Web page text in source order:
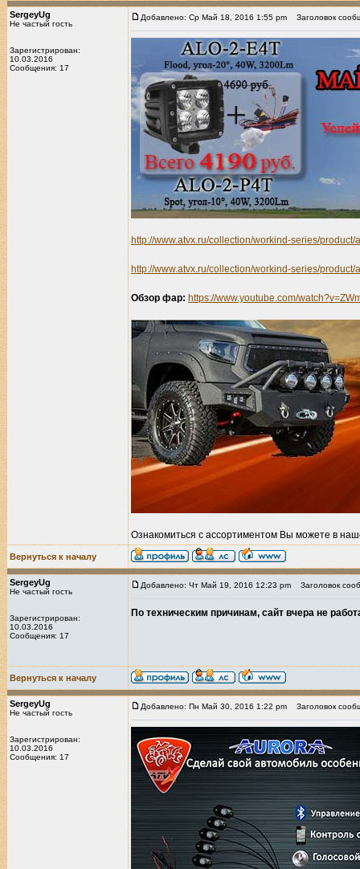
SergeyUg
Не частый гость
Зарегистрирован:
10.03.2016
Сообщения: 17
Добавлено: Ср Май 18, 2016 1:55 pm Заголовок
http://www.atvx.ru/collection/workind-series/
http://www.atvx.ru/collection/workind-series/
Обзор фар: https://www.youtube.com/
Ознакомиться с ассортиментом Вы можете в
Вернуться к началу
SergeyUg
Не частый гость
Зарегистрирован:
10.03.2016
Сообщения: 17
Добавлено: Чт Май 19, 2016 12:23 pm Заголовок
По техническим причинам, сайт вчера не
Вернуться к началу
SergeyUg
Не частый гость
Зарегистрирован:
10.03.2016
Сообщения: 17
Добавлено: Пн Май 30, 2016 1:22 pm Заголовок